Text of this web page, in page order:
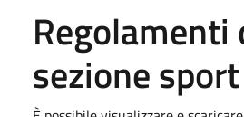
Regolamenti
sezione sport